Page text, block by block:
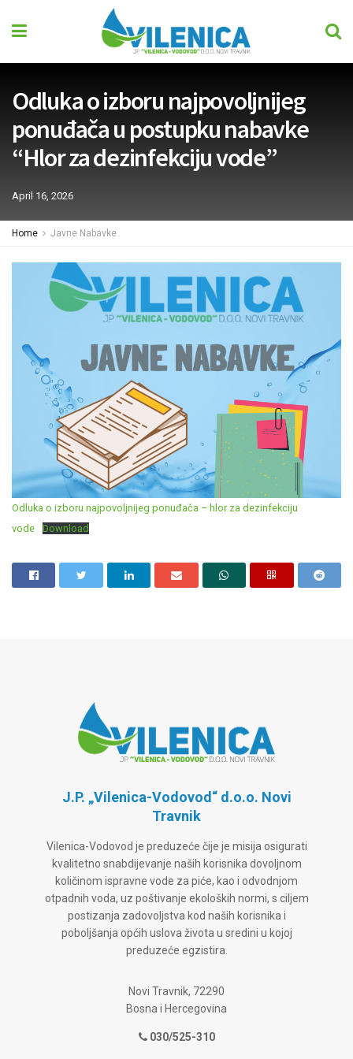
Odluka o izboru najpovoljnijeg
ponuđača u postupku nabavke
“Hlor za dezinfekciju vode”
April 16, 2026
Home Javne Nabavke
Odluka o izboru najpovoljnijeg ponuđača – hlor za dezinfekciju
vode
Download
J.P. „Vilenica-Vodovod“ d.o.o. Novi
Travnik
Vilenica-Vodovod je preduzeće čije je misija osigurati
kvalitetno snabdijevanje naših korisnika dovoljnom
količinom ispravne vode za piće, kao i odvodnjom
otpadnih voda, uz poštivanje ekoloških normi, s ciljem
postizanja zadovoljstva kod naših korisnika i
poboljšanja općih uslova života u sredini u kojoj
preduzeće egzistira.
Novi Travnik, 72290
Bosna i Hercegovina
030/525-310